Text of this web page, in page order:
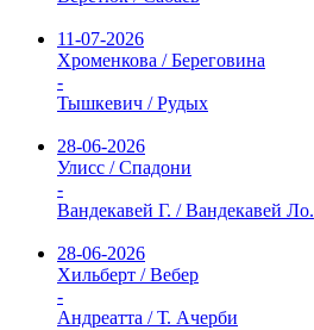
11-07-2026
Хроменкова / Береговина
-
Тышкевич / Рудых
28-06-2026
Улисс / Спадони
-
Вандекавей Г. / Вандекавей Ло.
28-06-2026
Хильберт / Вебер
-
Андреатта / Т. Ачерби